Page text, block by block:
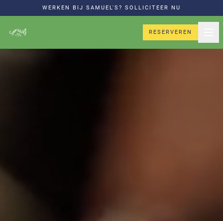
WERKEN BIJ SAMUEL'S? SOLLICITEER NU
RESERVEREN